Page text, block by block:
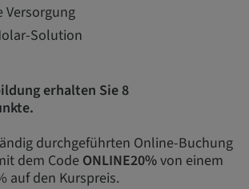
Versorgung
Solution
erhalten Sie 8
durchgeführten Online-Buchung
dem Code ONLINE20%von einem
auf den Kurspreis.